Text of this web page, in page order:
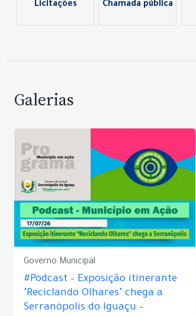
Licitações Chamada pública
Galerias
Governo Municipal
#Podcast – Exposição itinerante
"Reciclando Olhares" chega a
Serranópolis do Iguaçu –